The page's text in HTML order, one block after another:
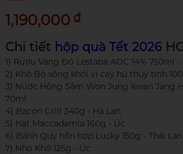
1,190,000 ₫
Chi tiết hộp quà Tết 2026
1) Rượu Vang Đỏ Lestaba AOC 14% 750ml -
2) Khô Bò xông khói vị cay hũ thuỷ tinh
3) Nước Hồng Sâm Won Jung Kwan Jang
70ml
4) Bacon Grill 340g - Hà Lan
5) Hạt Maccadamia 160g - Úc
6) Bánh Quy hỗn hợp Lucky 150g - Thái Lan
7) Nho Khô 125g - Úc